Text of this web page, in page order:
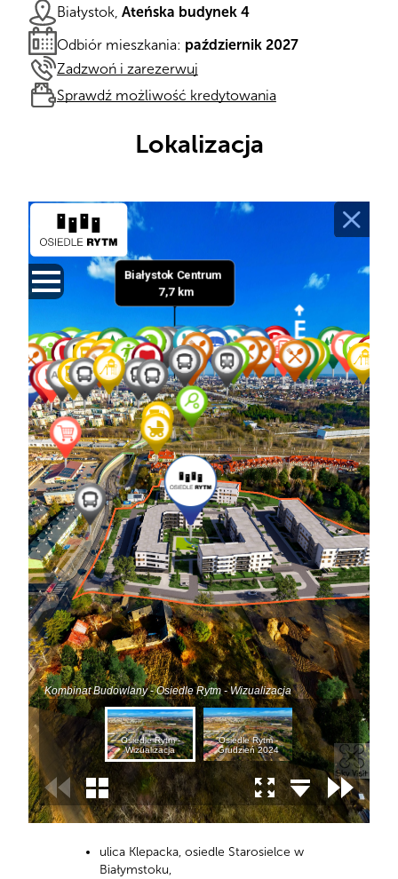
Białystok, Ateńska budynek 4
Odbiór mieszkania: październik 2027
Zadzwoń i zarezerwuj
Sprawdź możliwość kredytowania
Lokalizacja
ulica Klepacka, osiedle Starosielce w
Białymstoku,